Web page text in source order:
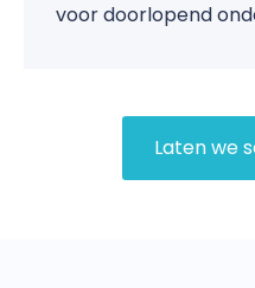
voor doorlopend
Laten we